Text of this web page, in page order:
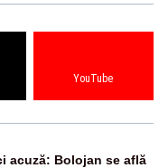
YouTube
acuză: Bolojan se află